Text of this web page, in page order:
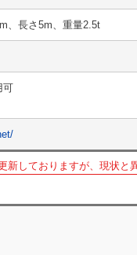
、長さ5m、重量2.5t
可
しておりますが、現状と